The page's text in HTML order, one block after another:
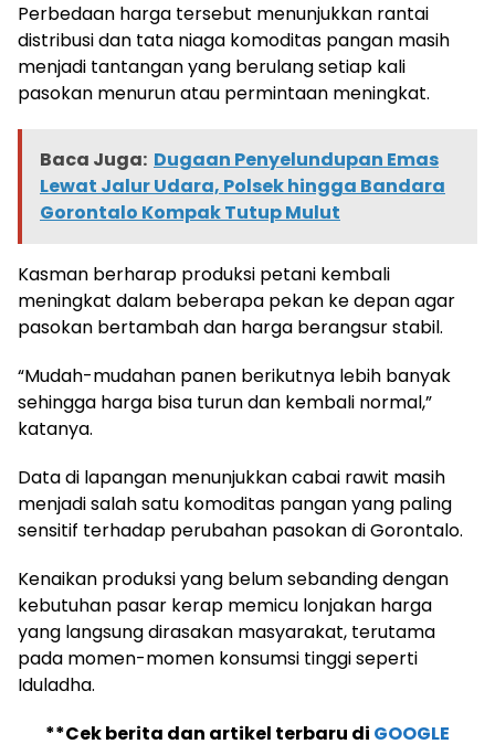
Perbedaan harga tersebut menunjukkan rantai
distribusi dan tata niaga komoditas pangan masih
menjadi tantangan yang berulang setiap kali
pasokan menurun atau permintaan meningkat.
Baca Juga: Dugaan Penyelundupan Emas
Lewat Jalur Udara, Polsek hingga Bandara
Gorontalo Kompak Tutup Mulut
Kasman berharap produksi petani kembali
meningkat dalam beberapa pekan ke depan agar
pasokan bertambah dan harga berangsur stabil.
“Mudah-mudahan panen berikutnya lebih banyak
sehingga harga bisa turun dan kembali normal,”
katanya.
Data di lapangan menunjukkan cabai rawit masih
menjadi salah satu komoditas pangan yang paling
sensitif terhadap perubahan pasokan di Gorontalo.
Kenaikan produksi yang belum sebanding dengan
kebutuhan pasar kerap memicu lonjakan harga
yang langsung dirasakan masyarakat, terutama
pada momen-momen konsumsi tinggi seperti
Iduladha.
**Cek berita dan artikel terbaru di GOOGLE